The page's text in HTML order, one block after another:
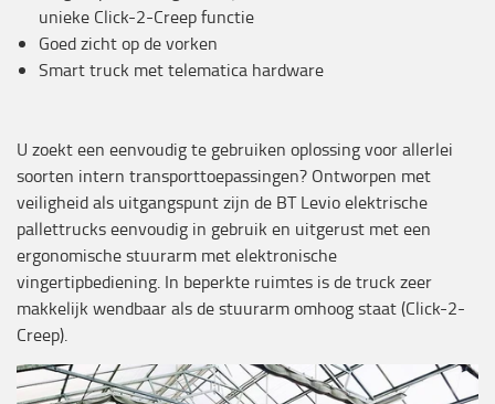
unieke Click-2-Creep functie
Goed zicht op de vorken
Smart truck met telematica hardware
U zoekt een eenvoudig te gebruiken oplossing voor allerlei
soorten intern transporttoepassingen? Ontworpen met
veiligheid als uitgangspunt zijn de BT Levio elektrische
pallettrucks eenvoudig in gebruik en uitgerust met een
ergonomische stuurarm met elektronische
vingertipbediening. In beperkte ruimtes is de truck zeer
makkelijk wendbaar als de stuurarm omhoog staat (Click-2-
Creep).